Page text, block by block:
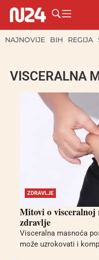
NAJNOVIJE BIH REGIJA
VISCERALNA
ZDRAVLJE
Mitovi o visceralnoj
zdravlje
Visceralna masnoća
može uzrokovati i